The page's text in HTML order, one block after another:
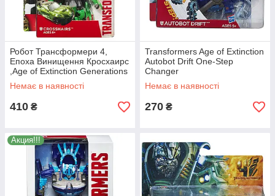
Робот Трансформери 4,
Епоха Винищення Кросхаирс
,Age of Extinction Generations
Deluxe.
Немає в наявності
410 ₴
Transformers Age of Extinction
Autobot Drift One-Step
Changer
Немає в наявності
270 ₴
Акция!!!